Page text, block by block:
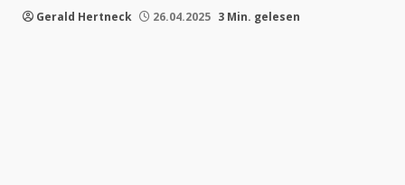
Gerald Hertneck 26.04.2025 3 Min. gelesen